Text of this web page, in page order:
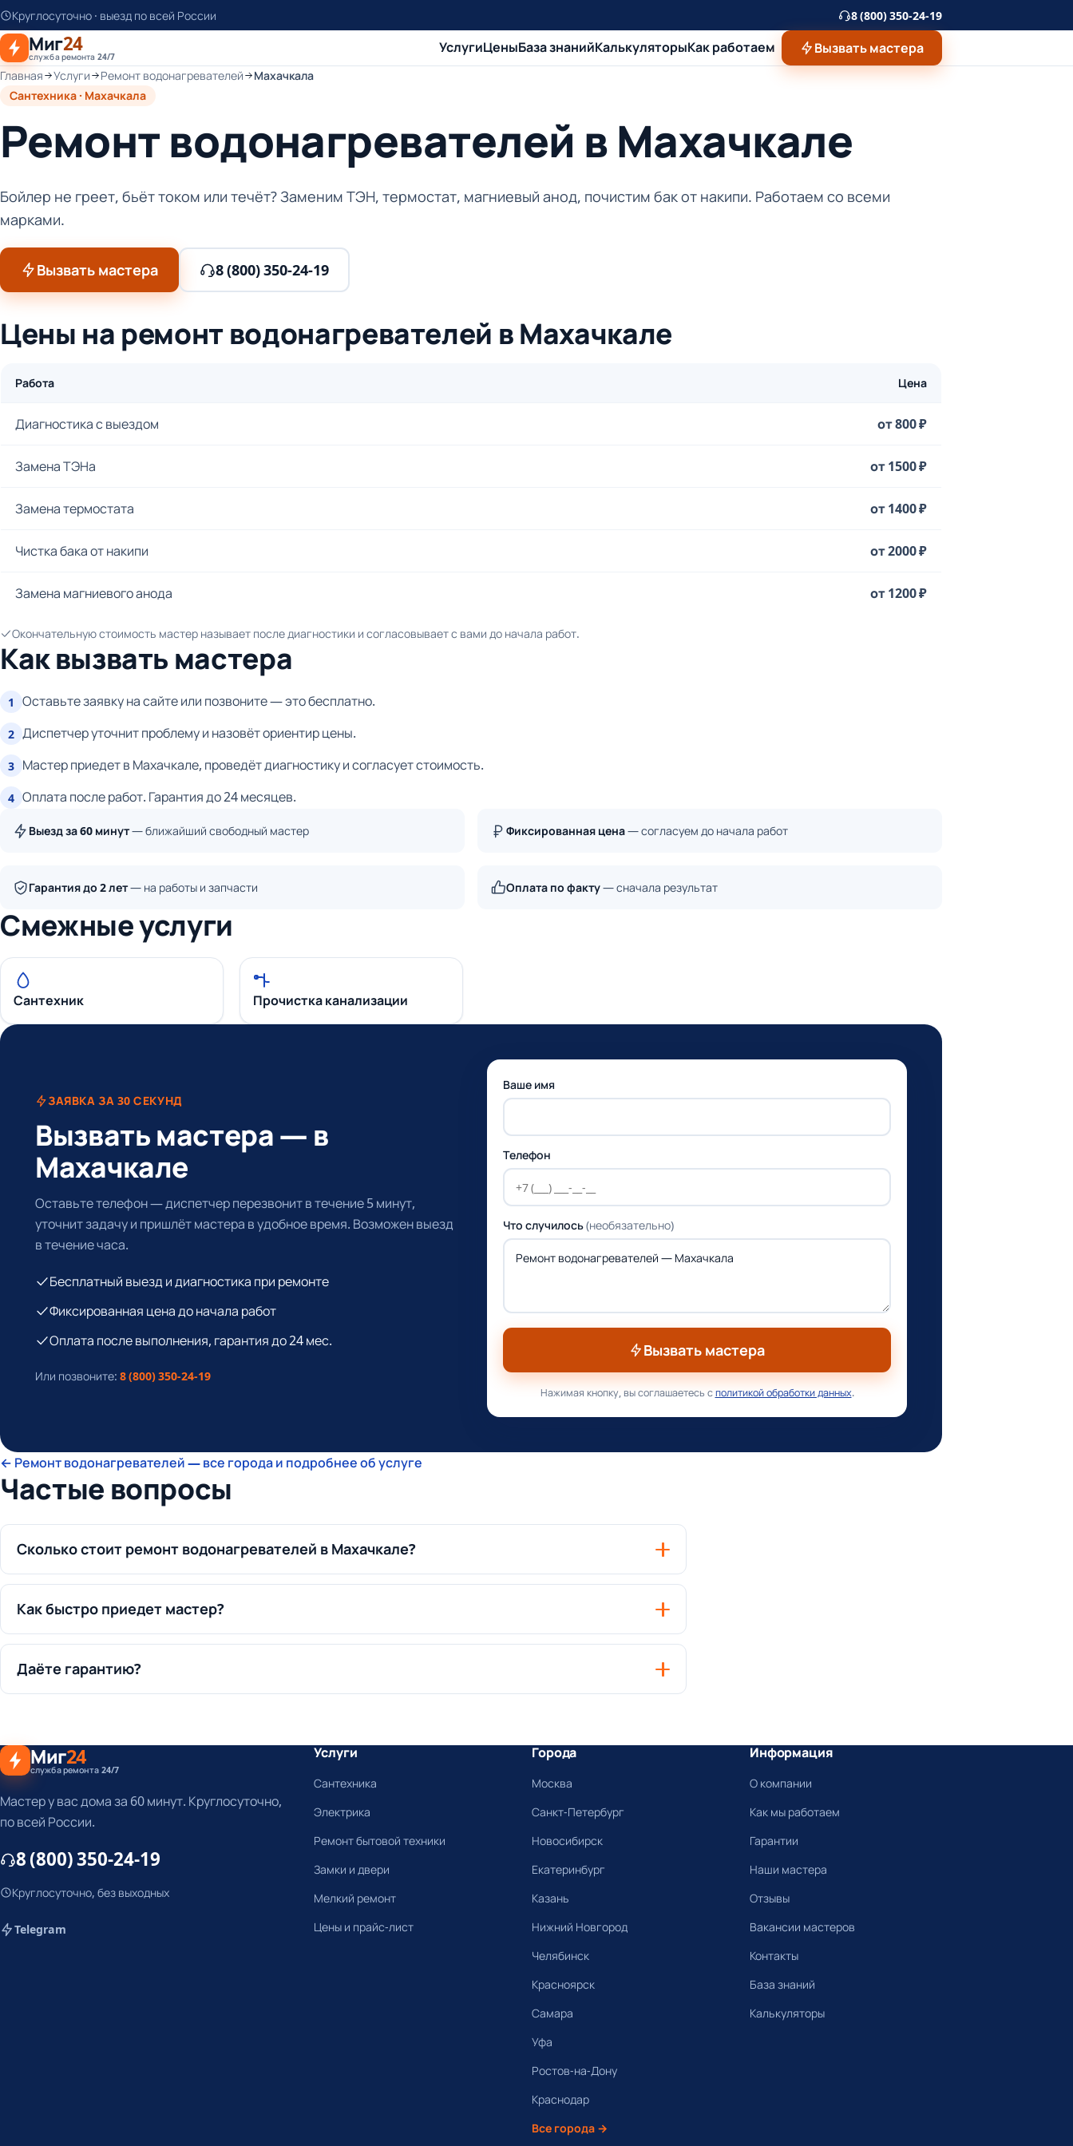
К
основному
контенту
Круглосуточно · выезд по всей России 8 (800) 350-24-19
Миг24
служба ремонта 24/7
УслугиЦеныБаза знанийКалькуляторыКак работаем Вызвать мастера
Главная Услуги Ремонт водонагревателей
Махачкала
Сантехника · Махачкала
Ремонт водонагревателей в Махачкале
Бойлер не греет, бьёт током или течёт? Заменим ТЭН, термостат, магниевый анод, почистим бак от накипи. Работаем со всеми
марками.
Вызвать мастера 8 (800) 350-24-19
Цены на ремонт водонагревателей в Махачкале
Работа Цена
Диагностика с выездом от 800 ₽
Замена ТЭНа от 1500 ₽
Замена термостата от 1400 ₽
Чистка бака от накипи от 2000 ₽
Замена магниевого анода от 1200 ₽
Окончательную стоимость мастер называет после диагностики и согласовывает с вами до начала работ.
Как вызвать мастера
1 Оставьте заявку на сайте или позвоните — это бесплатно.
2 Диспетчер уточнит проблему и назовёт ориентир цены.
3 Мастер приедет в Махачкале, проведёт диагностику и согласует стоимость.
4 Оплата после работ. Гарантия до 24 месяцев.
Выезд за 60 минут— ближайший свободный мастер Фиксированная цена— согласуем до начала работ
Гарантия до 2 лет— на работы и запчасти Оплата по факту— сначала результат
Смежные услуги
Сантехник Прочистка канализации
ЗАЯВКА ЗА 30 СЕКУНД
Вызвать мастера — в
Махачкале
Оставьте телефон — диспетчер перезвонит в течение 5 минут,
уточнит задачу и пришлёт мастера в удобное время. Возможен выезд
в течение часа.
Бесплатный выезд и диагностика при ремонте
Фиксированная цена до начала работ
Оплата после выполнения, гарантия до 24 мес.
Или позвоните: 8 (800) 350-24-19
Ваше имя
Телефон
Что случилось(необязательно)
Вызвать мастера
Нажимая кнопку, вы соглашаетесь сполитикой обработки данных.
← Ремонт водонагревателей — все города и подробнее об услуге
Частые вопросы
Сколько стоит ремонт водонагревателей в Махачкале?
Как быстро приедет мастер?
Даёте гарантию?
Миг24
служба ремонта 24/7
Мастер у вас дома за 60 минут. Круглосуточно,
по всей России.
8 (800) 350-24-19
Круглосуточно, без выходных
Telegram
Услуги
Сантехника
Электрика
Ремонт бытовой техники
Замки и двери
Мелкий ремонт
Цены и прайс-лист
Города
Москва
Санкт-Петербург
Новосибирск
Екатеринбург
Казань
Нижний Новгород
Челябинск
Красноярск
Самара
Уфа
Ростов-на-Дону
Краснодар
Все города →
Информация
О компании
Как мы работаем
Гарантии
Наши мастера
Отзывы
Вакансии мастеров
Контакты
База знаний
Калькуляторы